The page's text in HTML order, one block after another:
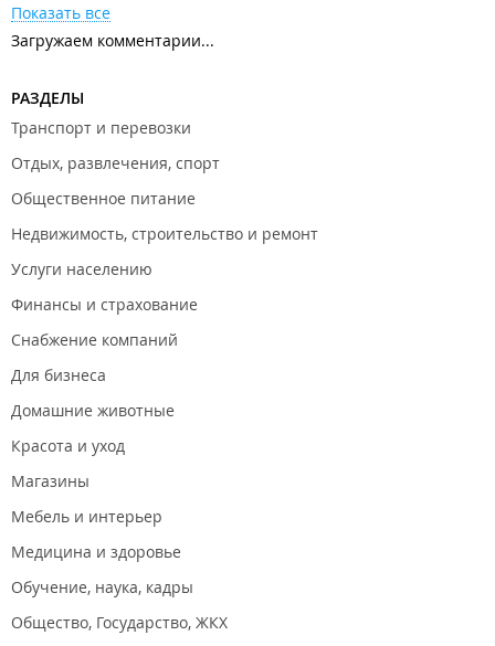
Показать все
Загружаем комментарии...
РАЗДЕЛЫ
Транспорт и перевозки
Отдых, развлечения, спорт
Общественное питание
Недвижимость, строительство и ремонт
Услуги населению
Финансы и страхование
Снабжение компаний
Для бизнеса
Домашние животные
Красота и уход
Магазины
Мебель и интерьер
Медицина и здоровье
Обучение, наука, кадры
Общество, Государство, ЖКХ